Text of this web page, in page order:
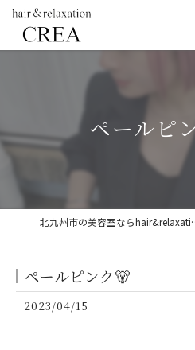
ペールピ
北九州市の
ペールピンク🐻
2023/04/15